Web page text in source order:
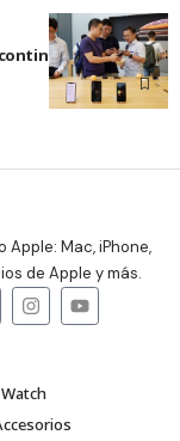
Mac, iPhone,
de Apple y más.